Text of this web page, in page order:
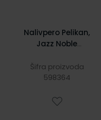
Nalivpero Pelikan,
Jazz Noble
ljubičasto, u
poklon kutiji
Šifra proizvoda
598364